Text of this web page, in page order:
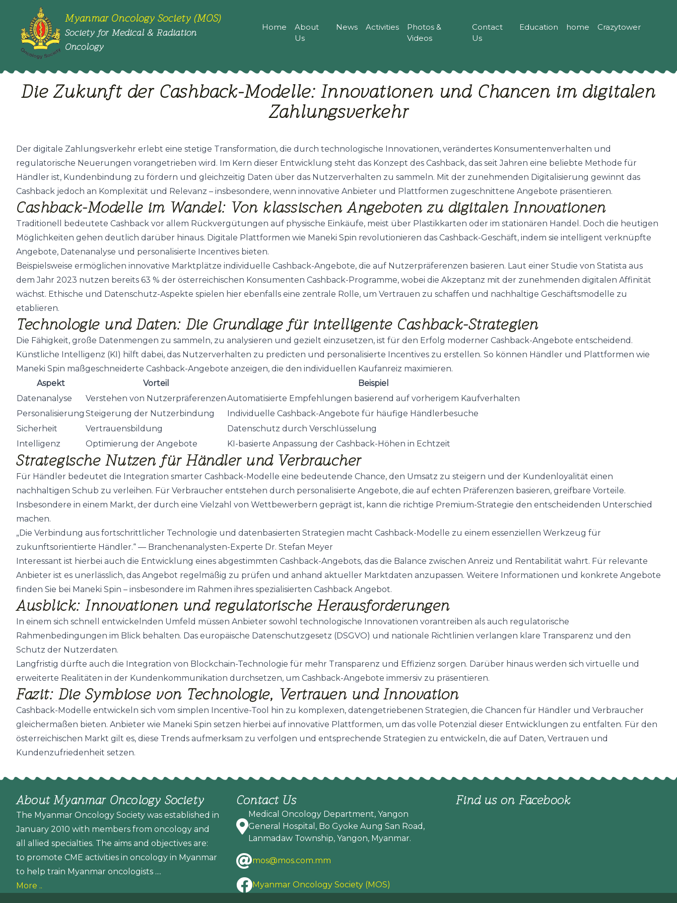
Myanmar Oncology Society (MOS)
Society for Medical & Radiation
Oncology
Home
About
Us
News Activities
Photos &
Videos
Contact
Us
Education home Crazytower
Die Zukunft der Cashback-Modelle: Innovationen und Chancen im digitalen
Zahlungsverkehr
Der digitale Zahlungsverkehr erlebt eine stetige Transformation, die durch technologische Innovationen, verändertes Konsumentenverhalten und
regulatorische Neuerungen vorangetrieben wird. Im Kern dieser Entwicklung steht das Konzept des Cashback, das seit Jahren eine beliebte Methode für
Händler ist, Kundenbindung zu fördern und gleichzeitig Daten über das Nutzerverhalten zu sammeln. Mit der zunehmenden Digitalisierung gewinnt das
Cashback jedoch an Komplexität und Relevanz – insbesondere, wenn innovative Anbieter und Plattformen zugeschnittene Angebote präsentieren.
Cashback-Modelle im Wandel: Von klassischen Angeboten zu digitalen Innovationen
Traditionell bedeutete Cashback vor allem Rückvergütungen auf physische Einkäufe, meist über Plastikkarten oder im stationären Handel. Doch die heutigen
Möglichkeiten gehen deutlich darüber hinaus. Digitale Plattformen wie Maneki Spin revolutionieren das Cashback-Geschäft, indem sie intelligent verknüpfte
Angebote, Datenanalyse und personalisierte Incentives bieten.
Beispielsweise ermöglichen innovative Marktplätze individuelle Cashback-Angebote, die auf Nutzerpräferenzen basieren. Laut einer Studie von Statista aus
dem Jahr 2023 nutzen bereits 63 % der österreichischen Konsumenten Cashback-Programme, wobei die Akzeptanz mit der zunehmenden digitalen Affinität
wächst. Ethische und Datenschutz-Aspekte spielen hier ebenfalls eine zentrale Rolle, um Vertrauen zu schaffen und nachhaltige Geschäftsmodelle zu
etablieren.
Technologie und Daten: Die Grundlage für intelligente Cashback-Strategien
Die Fähigkeit, große Datenmengen zu sammeln, zu analysieren und gezielt einzusetzen, ist für den Erfolg moderner Cashback-Angebote entscheidend.
Künstliche Intelligenz (KI) hilft dabei, das Nutzerverhalten zu predicten und personalisierte Incentives zu erstellen. So können Händler und Plattformen wie
Maneki Spin maßgeschneiderte Cashback-Angebote anzeigen, die den individuellen Kaufanreiz maximieren.
Aspekt
Vorteil
Beispiel
Datenanalyse
Verstehen von NutzerpräferenzenAutomatisierte Empfehlungen basierend auf vorherigem Kaufverhalten
Personalisierung Steigerung der Nutzerbindung
Individuelle Cashback-Angebote für häufige Händlerbesuche
Sicherheit
Vertrauensbildung
Datenschutz durch Verschlüsselung
Intelligenz
Optimierung der Angebote KI-basierte Anpassung der Cashback-Höhen in Echtzeit
Strategische Nutzen für Händler und Verbraucher
Für Händler bedeutet die Integration smarter Cashback-Modelle eine bedeutende Chance, den Umsatz zu steigern und der Kundenloyalität einen
nachhaltigen Schub zu verleihen. Für Verbraucher entstehen durch personalisierte Angebote, die auf echten Präferenzen basieren, greifbare Vorteile.
Insbesondere in einem Markt, der durch eine Vielzahl von Wettbewerbern geprägt ist, kann die richtige Premium-Strategie den entscheidenden Unterschied
machen.
„Die Verbindung aus fortschrittlicher Technologie und datenbasierten Strategien macht Cashback-Modelle zu einem essenziellen Werkzeug für
zukunftsorientierte Händler.“ — Branchenanalysten-Experte Dr. Stefan Meyer
Interessant ist hierbei auch die Entwicklung eines abgestimmten Cashback-Angebots, das die Balance zwischen Anreiz und Rentabilität wahrt. Für relevante
Anbieter ist es unerlässlich, das Angebot regelmäßig zu prüfen und anhand aktueller Marktdaten anzupassen. Weitere Informationen und konkrete Angebote
finden Sie bei Maneki Spin – insbesondere im Rahmen ihres spezialisierten Cashback Angebot.
Ausblick: Innovationen und regulatorische Herausforderungen
In einem sich schnell entwickelnden Umfeld müssen Anbieter sowohl technologische Innovationen vorantreiben als auch regulatorische
Rahmenbedingungen im Blick behalten. Das europäische Datenschutzgesetz (DSGVO) und nationale Richtlinien verlangen klare Transparenz und den
Schutz der Nutzerdaten.
Langfristig dürfte auch die Integration von Blockchain-Technologie für mehr Transparenz und Effizienz sorgen. Darüber hinaus werden sich virtuelle und
erweiterte Realitäten in der Kundenkommunikation durchsetzen, um Cashback-Angebote immersiv zu präsentieren.
Fazit: Die Symbiose von Technologie, Vertrauen und Innovation
Cashback-Modelle entwickeln sich vom simplen Incentive-Tool hin zu komplexen, datengetriebenen Strategien, die Chancen für Händler und Verbraucher
gleichermaßen bieten. Anbieter wie Maneki Spin setzen hierbei auf innovative Plattformen, um das volle Potenzial dieser Entwicklungen zu entfalten. Für den
österreichischen Markt gilt es, diese Trends aufmerksam zu verfolgen und entsprechende Strategien zu entwickeln, die auf Daten, Vertrauen und
Kundenzufriedenheit setzen.
About Myanmar Oncology Society
The Myanmar Oncology Society was established in
January 2010 with members from oncology and
all allied specialties. The aims and objectives are:
to promote CME activities in oncology in Myanmar
to help train Myanmar oncologists ....
More ..
Contact Us
Medical Oncology Department, Yangon
General Hospital, Bo Gyoke Aung San Road,
Lanmadaw Township, Yangon, Myanmar.
mos@mos.com.mm
Myanmar Oncology Society (MOS)
Find us on Facebook